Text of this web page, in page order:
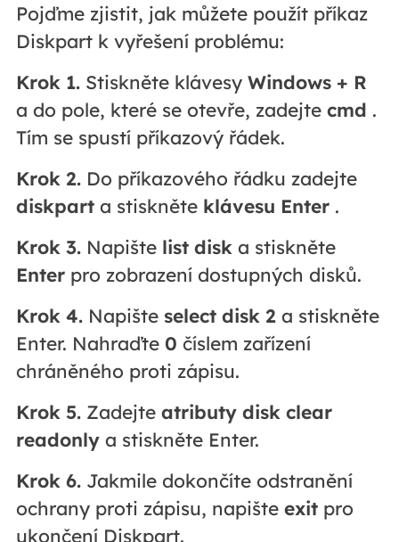
Pojďme zjistit, jak můžete použít příkaz
Diskpart k vyřešení problému:
Krok 1.Stiskněte klávesy Windows + R
a do pole, které se otevře, zadejte cmd .
Tím se spustí příkazový řádek.
Krok 2.Do příkazového řádku zadejte
diskparta stiskněte klávesu Enter.
Krok 3.Napište list disk a stiskněte
Enterpro zobrazení dostupných disků.
Krok 4.Napište select disk 2a stiskněte
Enter. Nahraďte 0 číslem zařízení
chráněného proti zápisu.
Krok 5.Zadejte atributy disk clear
readonlya stiskněte Enter.
Krok 6.Jakmile dokončíte odstranění
ochrany proti zápisu, napište exitpro
ukončení Diskpart.